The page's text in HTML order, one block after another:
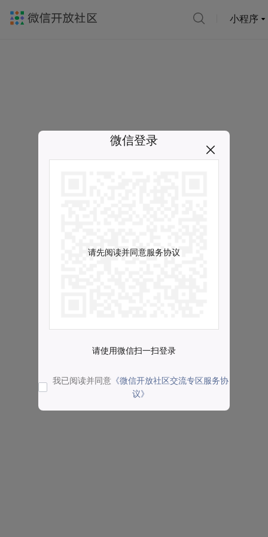
小程序
微信登录
请先阅读并同意服务协议
请使用微信扫一扫登录
我已阅读并同意 《微信开放社区交流专区服务协
议》